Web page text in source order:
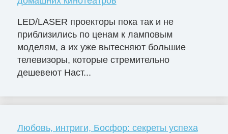
LED/LASER проекторы пока так и не
приблизились по ценам к ламповым
моделям, а их уже вытесняют большие
телевизоры, которые стремительно
дешевеют Наст...
Любовь, интриги, Босфор: секреты успеха